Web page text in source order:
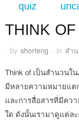
quiz
THINK OF
· by shorteng · in สำ
Think of เป็นสำนวนใ
มีหลายความหมายแต
และการสื่อสารที่มีคว
ใด ดังนั้นเรามาดูแต่ล